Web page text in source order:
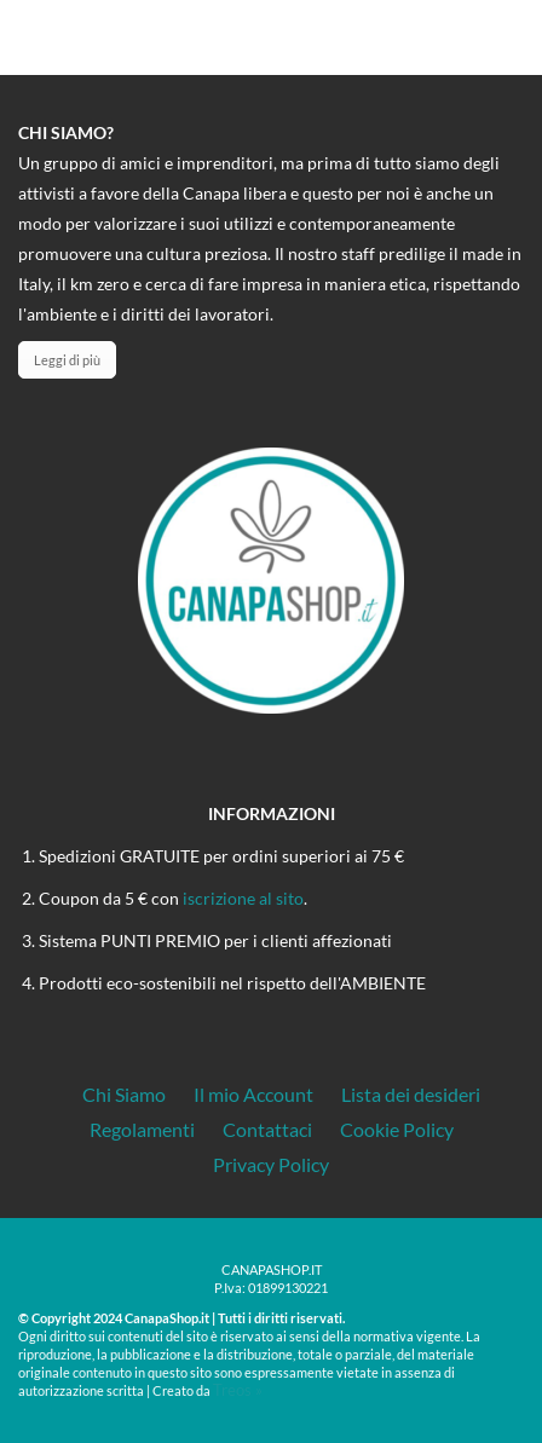
CHI SIAMO?
Un gruppo di amici e imprenditori, ma prima di tutto siamo degli
attivisti a favore della Canapa libera e questo per noi è anche un
modo per valorizzare i suoi utilizzi e contemporaneamente
promuovere una cultura preziosa. Il nostro staff predilige il made in
Italy, il km zero e cerca di fare impresa in maniera etica, rispettando
l'ambiente e i diritti dei lavoratori.
Leggi di più
INFORMAZIONI
Spedizioni GRATUITE per ordini superiori ai 75 €
Coupon da 5 € con iscrizione al sito.
Sistema PUNTI PREMIO per i clienti affezionati
Prodotti eco-sostenibili nel rispetto dell'AMBIENTE
Chi Siamo Il mio Account
Lista dei desideri
Regolamenti
Contattaci
Cookie Policy
Privacy Policy
CANAPASHOP.IT
P.Iva: 01899130221
© Copyright 2024 CanapaShop.it | Tutti i diritti riservati.
Ogni diritto sui contenuti del sito è riservato ai sensi della normativa vigente. La
riproduzione, la pubblicazione e la distribuzione, totale o parziale, del materiale
originale contenuto in questo sito sono espressamente vietate in assenza di
autorizzazione scritta | Creato da